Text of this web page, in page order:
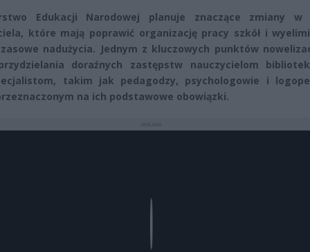
Edukacji Narodowej planuje znaczące zmiany w
które mają poprawić organizację pracy szkół i
nadużycia. Jednym z kluczowych punktów
doraźnych zastępstw nauczycielom
takim jak pedagodzy, psychologowie i
na ich podstawowe obowiązki.